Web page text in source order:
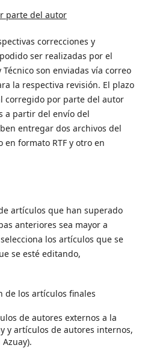
parte del autor
correcciones y
ser realizadas por el
son enviadas vía correo
la respectiva revisión. El plazo
corregido por parte del autor
a partir del envío del
entregar dos archivos del
formato RTF y otro en
artículos que han superado
anteriores sea mayor a
los artículos que se
se esté editando,
de los artículos finales
de autores externos a la
y artículos de autores internos,